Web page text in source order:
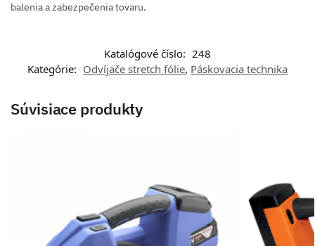
balenia a zabezpečenia tovaru.
Katalógové číslo: 248
Kategórie: Odvíjače stretch fólie, Páskovacia technika
Súvisiace produkty